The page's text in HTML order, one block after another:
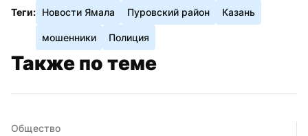
Теги: Новости Ямала Пуровский район Казань
мошенники Полиция
Также по теме
Общество